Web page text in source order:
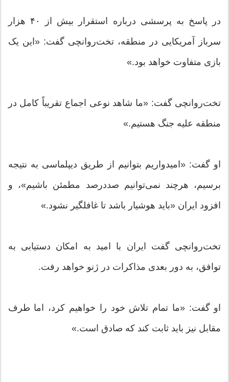
در پاسخ به پرسشی درباره استقرار بیش از ۴۰ هزار
سرباز آمریکایی در منطقه، تخت‌روانچی گفت: «این یک
بازی متفاوت خواهد بود.»
تخت‌روانچی گفت: «ما شاهد نوعی اجماع تقریباً کامل در
منطقه علیه جنگ هستیم.»
او گفت: «امیدواریم بتوانیم از طریق دیپلماسی به نتیجه
برسیم، هرچند نمی‌توانیم صددرصد مطمئن باشیم»، و
افزود ایران «باید هوشیار باشد تا غافلگیر نشود.»
تخت‌روانچی گفت ایران با امید به امکان دستیابی به
توافق، به دور بعدی مذاکرات در ژنو خواهد رفت.
او گفت: «ما تمام تلاش خود را خواهیم کرد، اما طرف
مقابل نیز باید ثابت کند که صادق است.»